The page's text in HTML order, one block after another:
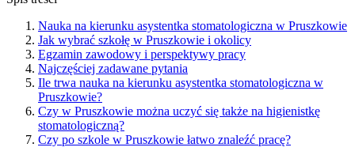
Nauka na kierunku asystentka stomatologiczna w Pruszkowie
Jak wybrać szkołę w Pruszkowie i okolicy
Egzamin zawodowy i perspektywy pracy
Najczęściej zadawane pytania
Ile trwa nauka na kierunku asystentka stomatologiczna w
Pruszkowie?
Czy w Pruszkowie można uczyć się także na higienistkę
stomatologiczną?
Czy po szkole w Pruszkowie łatwo znaleźć pracę?